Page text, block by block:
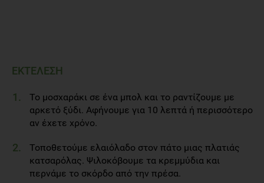
ΕΚΤΕΛΕΣΗ
Το μοσχαράκι σε ένα μπολ και το ραντίζουμε με
αρκετό ξύδι. Αφήνουμε για 10 λεπτά ή περισσότερο
αν έχετε χρόνο.
Τοποθετούμε ελαιόλαδο στον πάτο μιας πλατιάς
κατσαρόλας. Ψιλοκόβουμε τα κρεμμύδια και
περνάμε το σκόρδο από την πρέσα.